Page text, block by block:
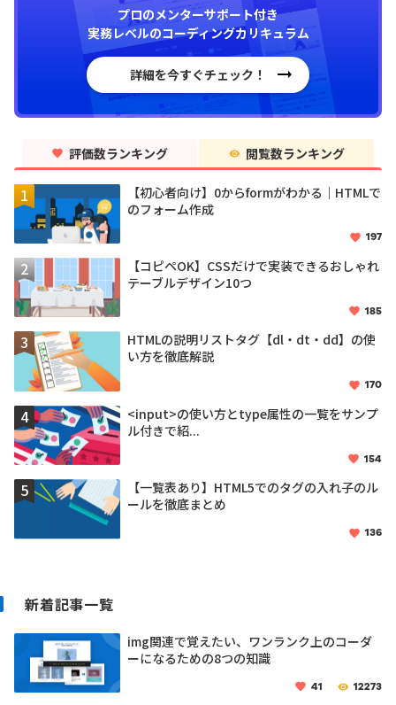
プロのメンターサポート付き
実務レベルのコーディングカリキュラム
詳細を今すぐチェック！
評価数ランキング 閲覧数ランキング
【初心者向け】0からformがわかる｜HTMLで
のフォーム作成
197
【コピペOK】CSSだけで実装できるおしゃれ
テーブルデザイン10つ
185
HTMLの説明リストタグ【dl・dt・dd】の使
い方を徹底解説
170
<input>の使い方とtype属性の一覧をサンプ
ル付きで紹...
154
【一覧表あり】HTML5でのタグの入れ子のル
ールを徹底まとめ
136
新着記事一覧
img関連で覚えたい、ワンランク上のコーダ
ーになるための8つの知識
41 12273